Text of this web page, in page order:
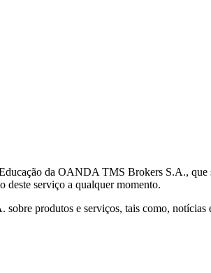
da OANDA TMS Brokers S.A., que
deste serviço a qualquer momento.
produtos e serviços, tais como, notícias